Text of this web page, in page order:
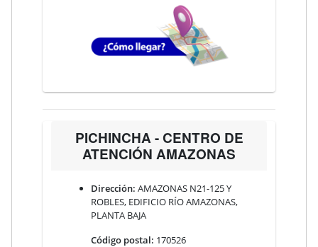
PICHINCHA - CENTRO DE
ATENCIÓN AMAZONAS
Dirección: AMAZONAS N21-125 Y
ROBLES, EDIFICIO RÍO AMAZONAS,
PLANTA BAJA
Código postal: 170526